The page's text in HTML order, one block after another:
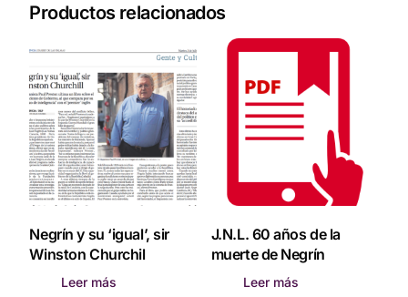
Productos relacionados
Negrín y su ‘igual’, sir
Winston Churchil
Leer más
J.N.L. 60 años de la
muerte de Negrín
Leer más